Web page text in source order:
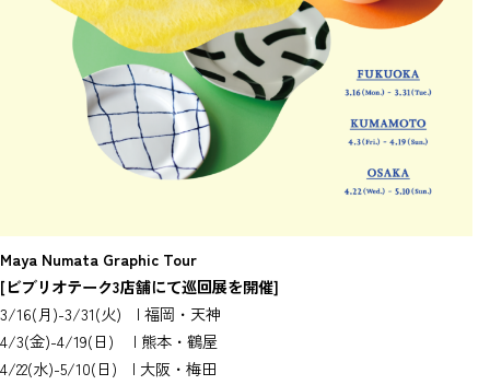
Maya Numata Graphic Tour
[ビブリオテーク3店舗にて巡回展を開催]
3/16(月)-3/31(火) | 福岡・天神
4/3(金)-4/19(日) | 熊本・鶴屋
4/22(水)-5/10(日) | 大阪・梅田